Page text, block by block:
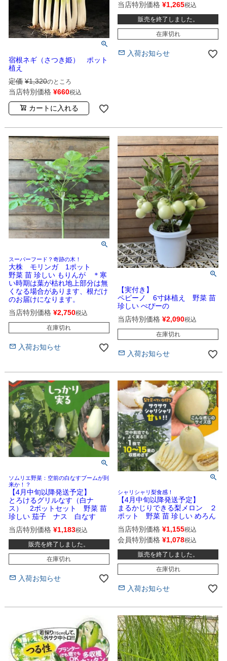
宿根ネギ（さつき姫） ポット
植え
定価 ¥1,320のところ
当店特別価格 ¥660税込
カートに入れる
当店特別価格 ¥1,265税込
販売を終了しました。
在庫切れ
入荷お知らせ
スーパーフード？奇跡の木！
大株 モリンガ 1ポット
野菜 苗 珍しい もりんが ＊寒
い時期は葉が枯れ地上部分は無
くなる場合があります、根だけ
のお届けになります。
当店特別価格 ¥2,750税込
在庫切れ
入荷お知らせ
【実付き】
ペピーノ 6寸鉢植え 野菜 苗
珍しい ぺぴーの
当店特別価格 ¥2,090税込
在庫切れ
入荷お知らせ
ソムリエ野菜：空前の白なすブームが到
来か！？
【4月中旬以降発送予定】
とろけるグリルなす（白ナ
ス） 2ポットセット 野菜 苗
珍しい 茄子 ナス 白なす
当店特別価格 ¥1,183税込
販売を終了しました。
在庫切れ
入荷お知らせ
シャリシャリ梨食感！
【4月中旬以降発送予定】
まるかじりできる梨メロン ２
ポット 野菜 苗 珍しい めろん
当店特別価格 ¥1,155税込
会員特別価格 ¥1,078税込
販売を終了しました。
在庫切れ
入荷お知らせ